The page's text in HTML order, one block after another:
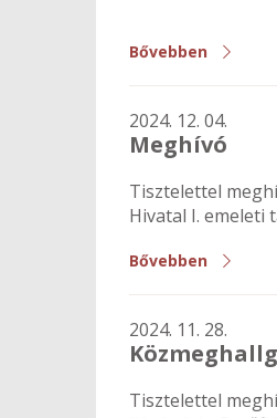
Bővebben
2024. 12. 04.
Meghívó
Tisztelettel
Hivatal I.
Bővebben
2024. 11. 28.
Tisztelettel